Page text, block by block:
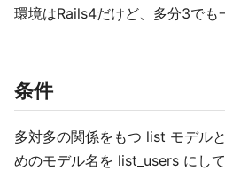
環境はRails4だけど、多分3でも
条件
多対多の関係をもつ list モデル
めのモデル名を list_users にし